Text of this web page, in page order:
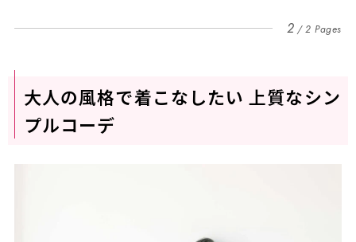
2 2 Pages
大人の風格で着こなしたい 上質なシン
プルコーデ